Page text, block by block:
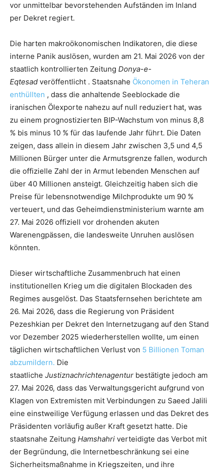
vor unmittelbar bevorstehenden Aufständen im Inland
per Dekret regiert.
Die harten makroökonomischen Indikatoren, die diese
interne Panik auslösen, wurden am 21. Mai 2026 von der
staatlich kontrollierten Zeitung Donya-e-
Eqtesad veröffentlicht . Staatsnahe Ökonomen in Teheran
enthüllten , dass die anhaltende Seeblockade die
iranischen Ölexporte nahezu auf null reduziert hat, was
zu einem prognostizierten BIP-Wachstum von minus 8,8
% bis minus 10 % für das laufende Jahr führt. Die Daten
zeigen, dass allein in diesem Jahr zwischen 3,5 und 4,5
Millionen Bürger unter die Armutsgrenze fallen, wodurch
die offizielle Zahl der in Armut lebenden Menschen auf
über 40 Millionen ansteigt. Gleichzeitig haben sich die
Preise für lebensnotwendige Milchprodukte um 90 %
verteuert, und das Geheimdienstministerium warnte am
27. Mai 2026 offiziell vor drohenden akuten
Warenengpässen, die landesweite Unruhen auslösen
könnten.
Dieser wirtschaftliche Zusammenbruch hat einen
institutionellen Krieg um die digitalen Blockaden des
Regimes ausgelöst. Das Staatsfernsehen berichtete am
26. Mai 2026, dass die Regierung von Präsident
Pezeshkian per Dekret den Internetzugang auf den Stand
vor Dezember 2025 wiederherstellen wollte, um einen
täglichen wirtschaftlichen Verlust von 5 Billionen Toman
abzumildern. Die
staatliche Justiznachrichtenagentur bestätigte jedoch am
27. Mai 2026, dass das Verwaltungsgericht aufgrund von
Klagen von Extremisten mit Verbindungen zu Saeed Jalili
eine einstweilige Verfügung erlassen und das Dekret des
Präsidenten vorläufig außer Kraft gesetzt hatte. Die
staatsnahe Zeitung Hamshahri verteidigte das Verbot mit
der Begründung, die Internetbeschränkung sei eine
Sicherheitsmaßnahme in Kriegszeiten, und ihre